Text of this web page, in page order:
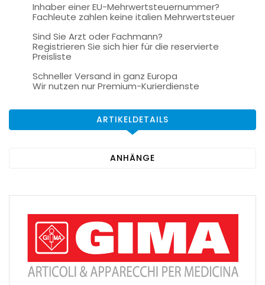
Inhaber einer EU-Mehrwertsteuernummer?
Fachleute zahlen keine italien Mehrwertsteuer
Sind Sie Arzt oder Fachmann?
Registrieren Sie sich hier für die reservierte
Preisliste
Schneller Versand in ganz Europa
Wir nutzen nur Premium-Kurierdienste
ARTIKELDETAILS
ANHÄNGE